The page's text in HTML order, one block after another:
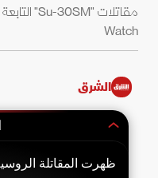
Watch
الشرق